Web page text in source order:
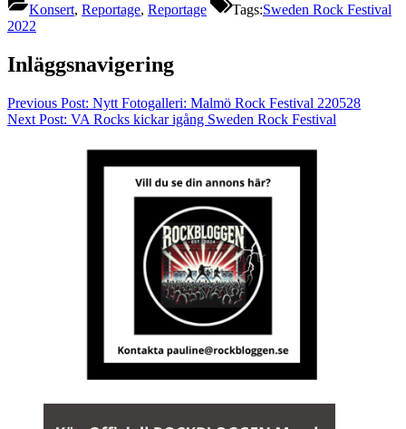
Konsert, Reportage, Reportage Tags:Sweden Rock Festival
2022
Inläggsnavigering
Previous Post: Nytt Fotogalleri: Malmö Rock Festival 220528
Next Post: VA Rocks kickar igång Sweden Rock Festival